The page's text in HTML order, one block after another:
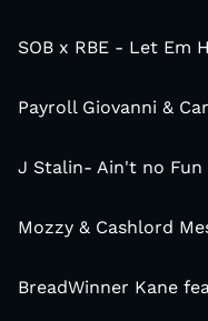
SOB x RBE - Let Em
Payroll Giovanni &
J Stalin- Ain't no Fun
Mozzy & Cashlord
BreadWinner Kane